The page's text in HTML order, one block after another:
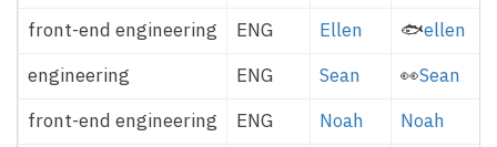
front-end engineering
ENG Ellen 🐟ellen
engineering
ENG Sean 👀Sean
front-end engineering
ENG Noah
Noah